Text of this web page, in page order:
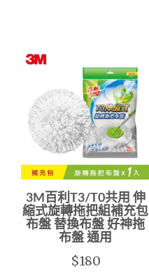
3M百利T3/T0共用 伸
縮式旋轉拖把組補充包
布盤 替換布盤 好神拖
布盤 通用
$180